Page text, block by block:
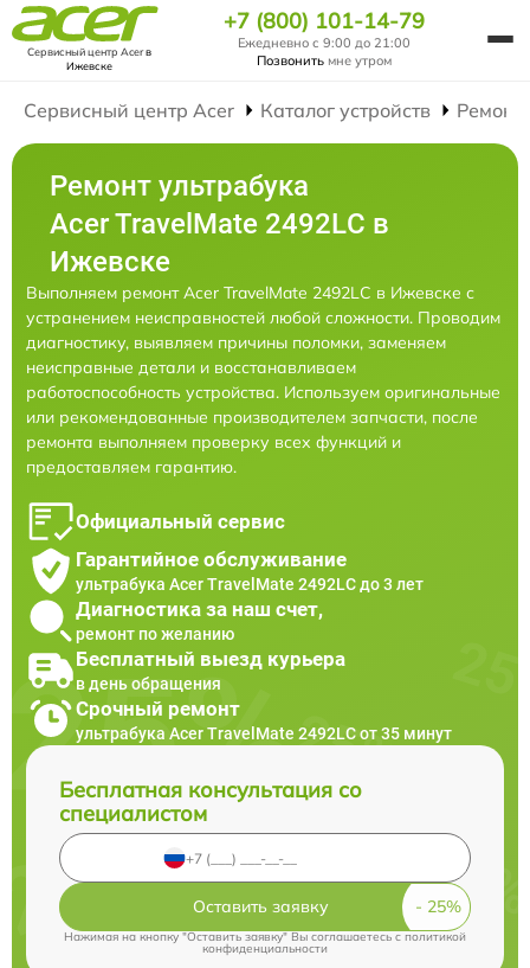
Сервисный центр Acerв
Ижевске
+7 (800) 101-14-79
Ежедневно с 9:00 до 21:00
Позвонить мне утром
Сервисный центр Acer Каталог устройств Ремонт
Ремонт ультрабука
Acer TravelMate 2492LС в
Ижевске
Выполняем ремонт Acer TravelMate 2492LС в Ижевске с
устранением неисправностей любой сложности. Проводим
диагностику, выявляем причины поломки, заменяем
неисправные детали и восстанавливаем
работоспособность устройства. Используем оригинальные
или рекомендованные производителем запчасти, после
ремонта выполняем проверку всех функций и
предоставляем гарантию.
Официальный сервис
Гарантийное обслуживание
ультрабука Acer TravelMate 2492LС до 3 лет
Диагностика за наш счет,
ремонт по желанию
Бесплатный выезд курьера
в день обращения
Срочный ремонт
ультрабука Acer TravelMate 2492LС от 35 минут
Бесплатная консультация со
специалистом
Оставить заявку
Нажимая на кнопку "Оставить заявку" Вы соглашаетесь cполитикой
конфиденциальности